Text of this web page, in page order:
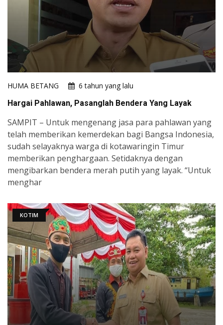
HUMA BETANG
6 tahun yang lalu
Hargai Pahlawan, Pasanglah Bendera Yang Layak
SAMPIT – Untuk mengenang jasa para pahlawan yang
telah memberikan kemerdekan bagi Bangsa Indonesia,
sudah selayaknya warga di kotawaringin Timur
memberikan penghargaan. Setidaknya dengan
mengibarkan bendera merah putih yang layak. “Untuk
menghar
KOTIM